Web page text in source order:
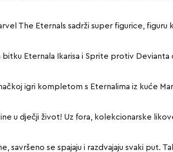
The Eternals sadrži super figurice, figuru
bitku Eternala Ikarisa i Sprite protiv Devianta
igri kompletom s Eternalima iz kuće
u dječji život! Uz fora, kolekcionarske
savršeno se spajaju i razdvajaju svaki put.